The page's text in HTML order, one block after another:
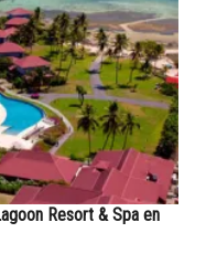
Resort & Spa en